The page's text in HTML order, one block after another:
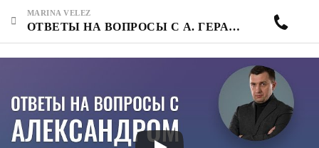
MARINA VELEZ
ОТВЕТЫ НА ВОПРОСЫ С А. ГЕРАСИМОВЫМ 4 Ч.